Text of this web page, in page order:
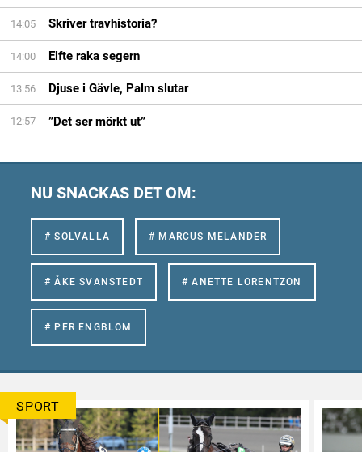
14:05 Skriver travhistoria?
14:00 Elfte raka segern
13:56 Djuse i Gävle, Palm slutar
12:57 ”Det ser mörkt ut”
NU SNACKAS DET OM:
# SOLVALLA # MARCUS MELANDER
# ÅKE SVANSTEDT # ANETTE LORENTZON
# PER ENGBLOM
SPORT